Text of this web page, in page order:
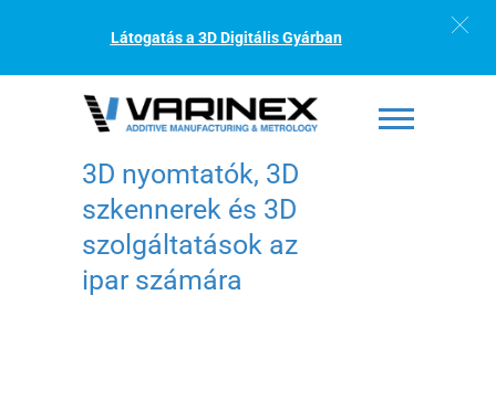
Látogatás a 3D Digitális Gyárban
3D nyomtatók, 3D
szkennerek és 3D
szolgáltatások az
ipar számára